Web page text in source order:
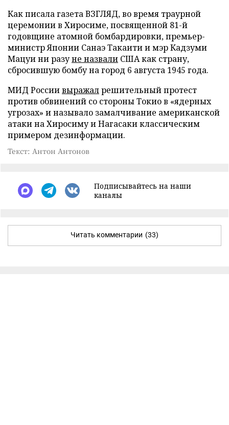
Как писала газета ВЗГЛЯД, во время траурной
церемонии в Хиросиме, посвященной 81-й
годовщине атомной бомбардировки, премьер-
министр Японии Санаэ Такаити и мэр Кадзуми
Мацуи ни разуне назвали США как страну,
сбросившую бомбу на город 6 августа 1945 года.
МИД Россиивыражалрешительный протест
против обвинений со стороны Токио в «ядерных
угрозах» и называло замалчивание американской
атаки на Хиросиму и Нагасаки классическим
примером дезинформации.
Текст: Антон Антонов
Подписывайтесь на наши
каналы
Читать комментарии (33)